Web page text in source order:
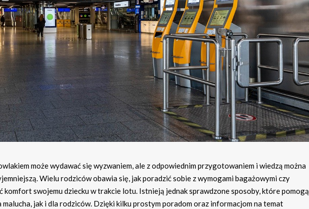
może wydawać się wyzwaniem, ale z odpowiednim przygotowaniem i wiedzą można
Wielu rodziców obawia się, jak poradzić sobie z wymogami bagażowymi czy
komfort swojemu dziecku w trakcie lotu. Istnieją jednak sprawdzone sposoby, które pomogą
jak i dla rodziców. Dzięki kilku prostym poradom oraz informacjom na temat